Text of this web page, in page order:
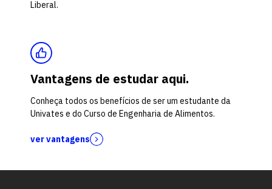
Liberal.
Vantagens de estudar aqui.
Conheça todos os benefícios de ser um estudante da
Univates e do Curso de Engenharia de Alimentos.
ver vantagens